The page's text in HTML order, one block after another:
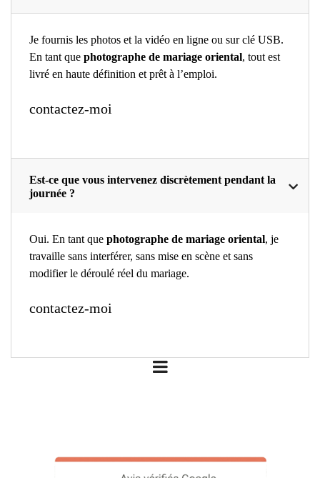
Je fournis les photos et la vidéo en ligne ou sur clé USB.
En tant que photographe de mariage oriental, tout est
livré en haute définition et prêt à l’emploi.
contactez-moi
Est-ce que vous intervenez discrètement pendant la
journée ?
Oui. En tant que photographe de mariage oriental, je
travaille sans interférer, sans mise en scène et sans
modifier le déroulé réel du mariage.
contactez-moi